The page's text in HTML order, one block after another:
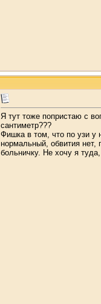
Я тут тоже попристаю с
сантиметр???
Фишка в том, что по узи у
нормальный, обвития нет,
больничку. Не хочу я